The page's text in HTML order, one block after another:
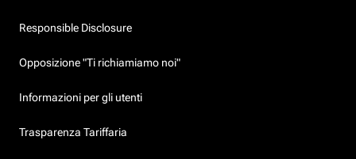
Responsible Disclosure
Opposizione "Ti richiamiamo noi"
Informazioni per gli utenti
Trasparenza Tariffaria